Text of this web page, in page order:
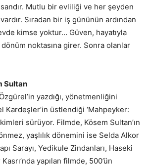
Mutlu bir evliliği ve her şeyden
Sıradan bir iş gününün ardından
kimse yoktur… Güven, hayatıyla
noktasına girer. Sonra olanlar
Sultan
yazdığı, yönetmenliğini
Kardeşler’in üstlendiği ‘Mahpeyker:
sürüyor. Filmde, Kösem Sultan’ın
yaşlılık dönemini ise Selda Alkor
Sarayı, Yedikule Zindanları, Haseki
yapılan filmde, 500’ün